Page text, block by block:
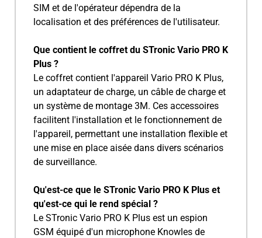
SIM et de l'opérateur dépendra de la
localisation et des préférences de l'utilisateur.
Que contient le coffret du STronic Vario PRO K
Plus ?
Le coffret contient l'appareil Vario PRO K Plus,
un adaptateur de charge, un câble de charge et
un système de montage 3M. Ces accessoires
facilitent l'installation et le fonctionnement de
l'appareil, permettant une installation flexible et
une mise en place aisée dans divers scénarios
de surveillance.
Qu'est-ce que le STronic Vario PRO K Plus et
qu'est-ce qui le rend spécial ?
Le STronic Vario PRO K Plus est un espion
GSM équipé d'un microphone Knowles de